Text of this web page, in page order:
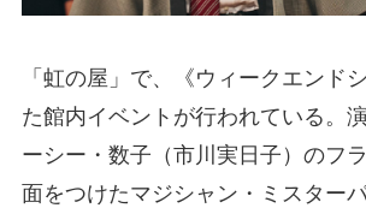
「虹の屋」で、《ウィークエンド
た館内イベントが行われている。
ーシー・数子（市川実日子）のフ
面をつけたマジシャン・ミスター